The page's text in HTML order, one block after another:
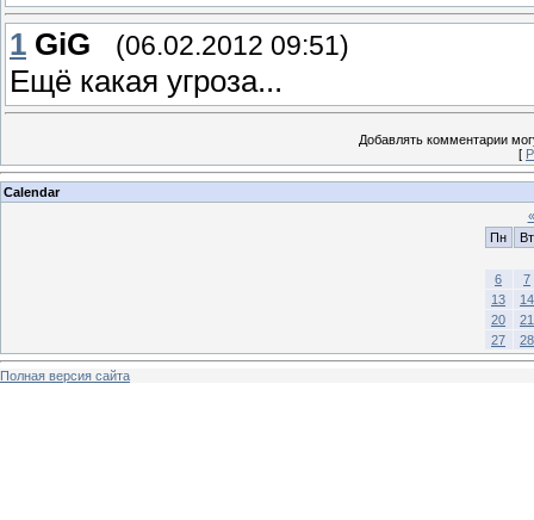
1 GiG (06.02.2012 09:51)
Ещё какая угроза...
Добавлять комментарии
[
Calendar
«
Пн
Вт
6
7
13
14
20
21
27
28
Полная версия сайта